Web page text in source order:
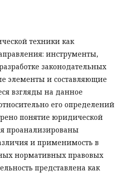
техники как
инструменты,
законодательных
элементы и составляющие
взгляды на данное
его определений
понятие юридической
проанализированы
и применимость в
нормативных правовых
представлена как